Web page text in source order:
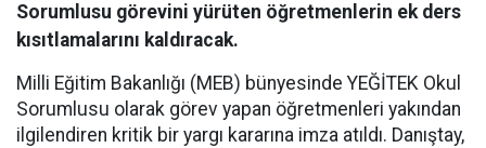
Sorumlusu görevini yürüten öğretmenlerin ek ders
kısıtlamalarını kaldıracak.
Milli Eğitim Bakanlığı (MEB) bünyesinde YEĞİTEK Okul
Sorumlusu olarak görev yapan öğretmenleri yakından
ilgilendiren kritik bir yargı kararına imza atıldı. Danıştay,